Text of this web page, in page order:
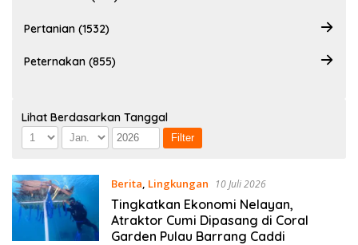
Pertanian (1532)
Peternakan (855)
Lihat Berdasarkan Tanggal
Berita, Lingkungan 10 Juli 2026
Tingkatkan Ekonomi Nelayan,
Atraktor Cumi Dipasang di Coral
Garden Pulau Barrang Caddi